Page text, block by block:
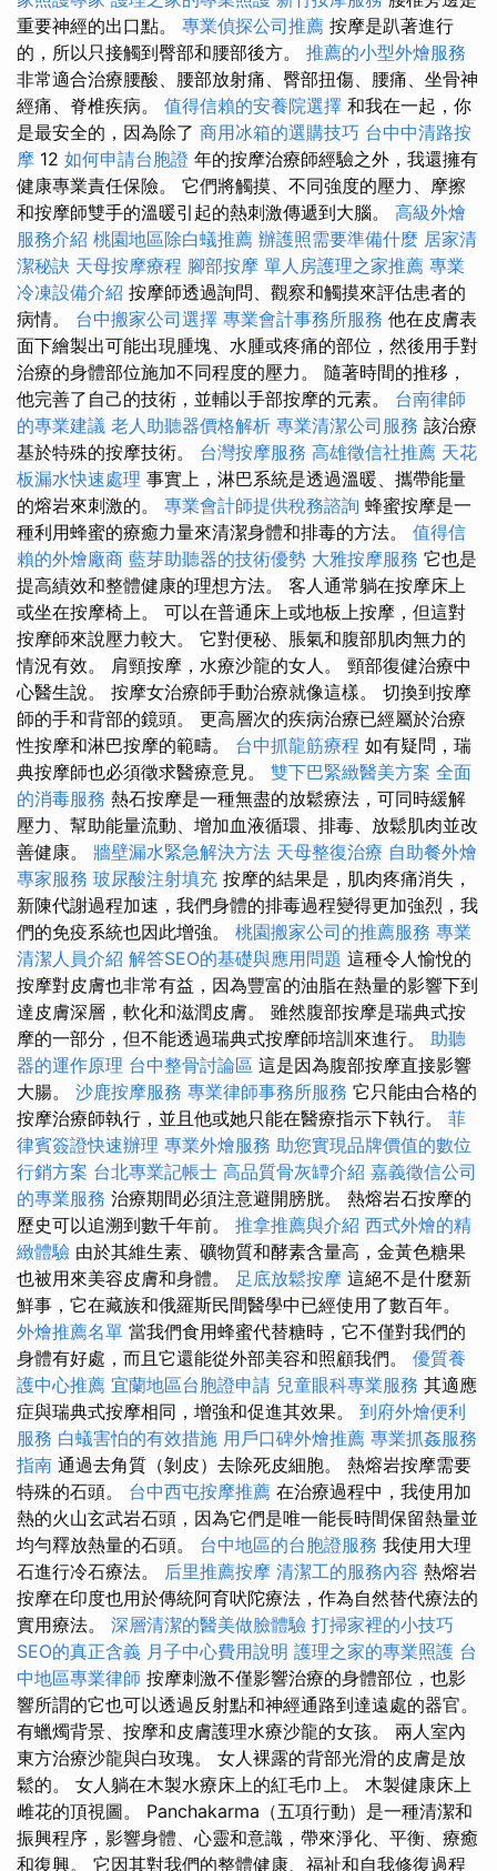
重要神經的出口點。 專業偵探公司推薦 按摩是趴著進行
的，所以只接觸到臀部和腰部後方。 推薦的小型外燴服務
非常適合治療腰酸、腰部放射痛、臀部扭傷、腰痛、坐骨神
經痛、脊椎疾病。 值得信賴的安養院選擇 和我在一起，你
是最安全的，因為除了 商用冰箱的選購技巧 台中中清路按
摩 12 如何申請台胞證 年的按摩治療師經驗之外，我還擁有
健康專業責任保險。 它們將觸摸、不同強度的壓力、摩擦
和按摩師雙手的溫暖引起的熱刺激傳遞到大腦。 高級外燴
服務介紹 桃園地區除白蟻推薦 辦護照需要準備什麼 居家清
潔秘訣 天母按摩療程 腳部按摩 單人房護理之家推薦 專業
冷凍設備介紹 按摩師透過詢問、觀察和觸摸來評估患者的
病情。 台中搬家公司選擇 專業會計事務所服務 他在皮膚表
面下繪製出可能出現腫塊、水腫或疼痛的部位，然後用手對
治療的身體部位施加不同程度的壓力。 隨著時間的推移，
他完善了自己的技術，並輔以手部按摩的元素。 台南律師
的專業建議 老人助聽器價格解析 專業清潔公司服務 該治療
基於特殊的按摩技術。 台灣按摩服務 高雄徵信社推薦 天花
板漏水快速處理 事實上，淋巴系統是透過溫暖、攜帶能量
的熔岩來刺激的。 專業會計師提供稅務諮詢 蜂蜜按摩是一
種利用蜂蜜的療癒力量來清潔身體和排毒的方法。 值得信
賴的外燴廠商 藍芽助聽器的技術優勢 大雅按摩服務 它也是
提高績效和整體健康的理想方法。 客人通常躺在按摩床上
或坐在按摩椅上。 可以在普通床上或地板上按摩，但這對
按摩師來說壓力較大。 它對便秘、脹氣和腹部肌肉無力的
情況有效。 肩頸按摩，水療沙龍的女人。 頸部復健治療中
心醫生說。 按摩女治療師手動治療就像這樣。 切換到按摩
師的手和背部的鏡頭。 更高層次的疾病治療已經屬於治療
性按摩和淋巴按摩的範疇。 台中抓龍筋療程 如有疑問，瑞
典按摩師也必須徵求醫療意見。 雙下巴緊緻醫美方案 全面
的消毒服務 熱石按摩是一種無盡的放鬆療法，可同時緩解
壓力、幫助能量流動、增加血液循環、排毒、放鬆肌肉並改
善健康。 牆壁漏水緊急解決方法 天母整復治療 自助餐外燴
專家服務 玻尿酸注射填充 按摩的結果是，肌肉疼痛消失，
新陳代謝過程加速，我們身體的排毒過程變得更加強烈，我
們的免疫系統也因此增強。 桃園搬家公司的推薦服務 專業
清潔人員介紹 解答SEO的基礎與應用問題 這種令人愉悅的
按摩對皮膚也非常有益，因為豐富的油脂在熱量的影響下到
達皮膚深層，軟化和滋潤皮膚。 雖然腹部按摩是瑞典式按
摩的一部分，但不能透過瑞典式按摩師培訓來進行。 助聽
器的運作原理 台中整骨討論區 這是因為腹部按摩直接影響
大腸。 沙鹿按摩服務 專業律師事務所服務 它只能由合格的
按摩治療師執行，並且他或她只能在醫療指示下執行。 菲
律賓簽證快速辦理 專業外燴服務 助您實現品牌價值的數位
行銷方案 台北專業記帳士 高品質骨灰罈介紹 嘉義徵信公司
的專業服務 治療期間必須注意避開膀胱。 熱熔岩石按摩的
歷史可以追溯到數千年前。 推拿推薦與介紹 西式外燴的精
緻體驗 由於其維生素、礦物質和酵素含量高，金黃色糖果
也被用來美容皮膚和身體。 足底放鬆按摩 這絕不是什麼新
鮮事，它在藏族和俄羅斯民間醫學中已經使用了數百年。
外燴推薦名單 當我們食用蜂蜜代替糖時，它不僅對我們的
身體有好處，而且它還能從外部美容和照顧我們。 優質養
護中心推薦 宜蘭地區台胞證申請 兒童眼科專業服務 其適應
症與瑞典式按摩相同，增強和促進其效果。 到府外燴便利
服務 白蟻害怕的有效措施 用戶口碑外燴推薦 專業抓姦服務
指南 通過去角質（剝皮）去除死皮細胞。 熱熔岩按摩需要
特殊的石頭。 台中西屯按摩推薦 在治療過程中，我使用加
熱的火山玄武岩石頭，因為它們是唯一能長時間保留熱量並
均勻釋放熱量的石頭。 台中地區的台胞證服務 我使用大理
石進行冷石療法。 后里推薦按摩 清潔工的服務內容 熱熔岩
按摩在印度也用於傳統阿育吠陀療法，作為自然替代療法的
實用療法。 深層清潔的醫美做臉體驗 打掃家裡的小技巧
SEO的真正含義 月子中心費用說明 護理之家的專業照護 台
中地區專業律師 按摩刺激不僅影響治療的身體部位，也影
響所謂的它也可以透過反射點和神經通路到達遠處的器官。
有蠟燭背景、按摩和皮膚護理水療沙龍的女孩。 兩人室內
東方治療沙龍與白玫瑰。 女人裸露的背部光滑的皮膚是放
鬆的。 女人躺在木製水療床上的紅毛巾上。 木製健康床上
雌花的頂視圖。 Panchakarma（五項行動）是一種清潔和
振興程序，影響身體、心靈和意識，帶來淨化、平衡、療癒
和復興。 它因其對我們的整體健康、福祉和自我修復過程